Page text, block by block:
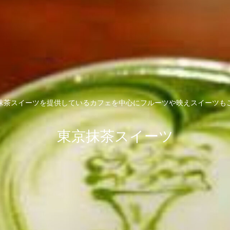
茶スイーツを提供しているカフェを中心にフルーツや映えスイーツも
東京抹茶スイーツ